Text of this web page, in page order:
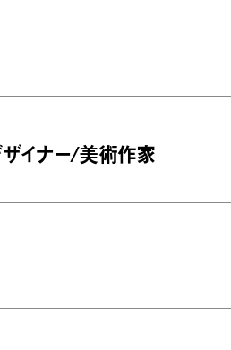
ザイナー/美術作家